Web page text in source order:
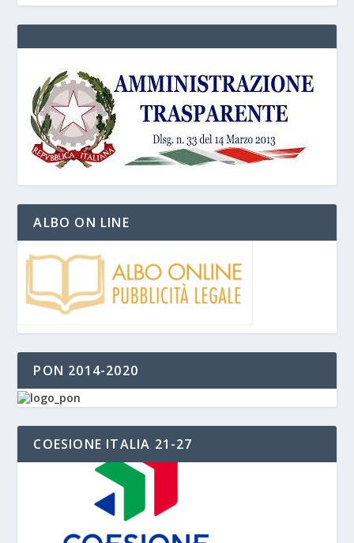
ALBO ON LINE
PON 2014-2020
COESIONE ITALIA 21-27